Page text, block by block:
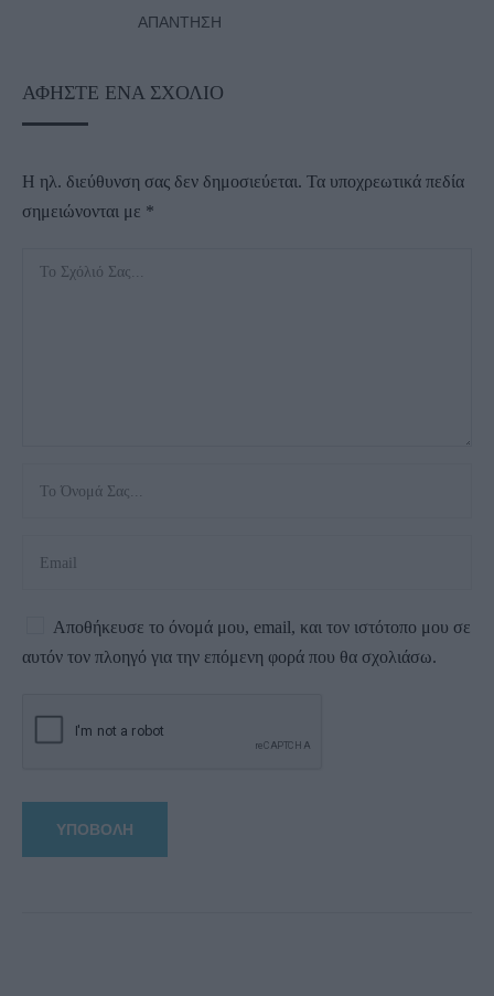
ΑΠΆΝΤΗΣΗ
ΑΦΉΣΤΕ ΈΝΑ ΣΧΌΛΙΟ
Η ηλ. διεύθυνση σας δεν δημοσιεύεται. Τα υποχρεωτικά πεδία
σημειώνονται με *
Αποθήκευσε το όνομά μου, email, και τον ιστότοπο μου σε
αυτόν τον πλοηγό για την επόμενη φορά που θα σχολιάσω.